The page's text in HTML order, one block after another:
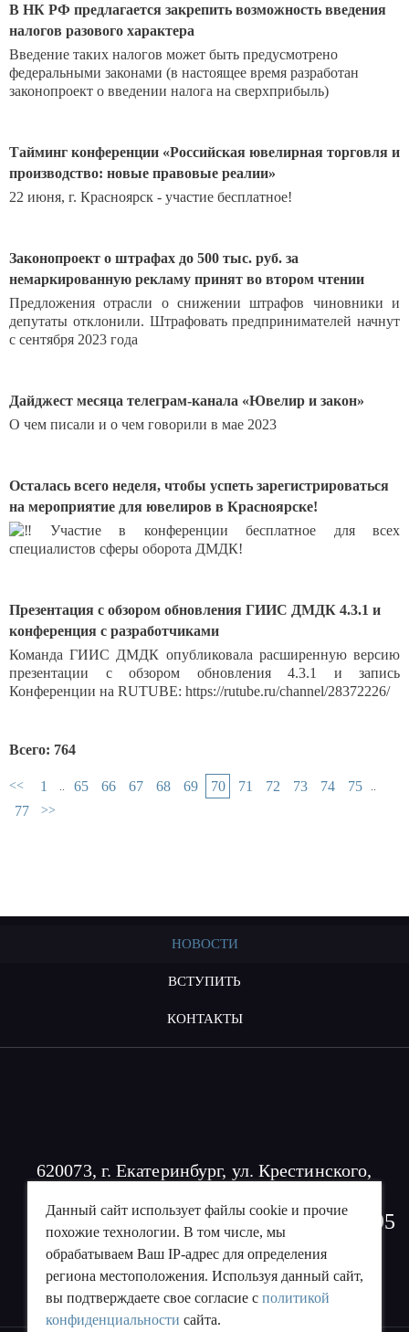
В НК РФ предлагается закрепить возможность введения
налогов разового характера
Введение таких налогов может быть предусмотрено
федеральными законами (в настоящее время разработан
законопроект о введении налога на сверхприбыль)
Тайминг конференции «Российская ювелирная торговля и
производство: новые правовые реалии»
22 июня, г. Красноярск - участие бесплатное!
Законопроект о штрафах до 500 тыс. руб. за
немаркированную рекламу принят во втором чтении
Предложения отрасли о снижении штрафов чиновники и
депутаты отклонили. Штрафовать предпринимателей начнут
с сентября 2023 года
Дайджест месяца телеграм-канала «Ювелир и закон»
О чем писали и о чем говорили в мае 2023
Осталась всего неделя, чтобы успеть зарегистрироваться
на мероприятие для ювелиров в Красноярске!
Участие в конференции бесплатное для всех
специалистов сферы оборота ДМДК!
Презентация с обзором обновления ГИИС ДМДК 4.3.1 и
конференция с разработчиками
Команда ГИИС ДМДК опубликовала расширенную версию
презентации с обзором обновления 4.3.1 и запись
Конференции на RUTUBE: https://rutube.ru/channel/28372226/
Всего: 764
<< 1 .. 65 66 67 68 69 70 71 72 73 74 75 ..
77 >>
НОВОСТИ
ВСТУПИТЬ
КОНТАКТЫ
620073, г. Екатеринбург, ул. Крестинского,
+7 (343) 227 50 0 4;+7 (922) 038 10 95
info@souz-uvelir.ru
Данный сайт использует файлы cookie и прочие
похожие технологии. В том числе, мы
обрабатываем Ваш IP-адрес для определения
региона местоположения. Используя данный сайт,
вы подтверждаете свое согласие с политикой
конфиденциальности сайта.